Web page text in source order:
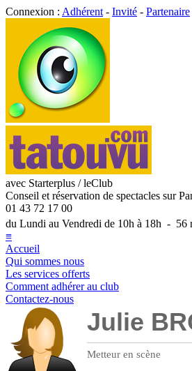
Connexion : Adhérent - Invité - Partenaire
avec Starterplus / leClub
Conseil et réservation de spectacles sur
01 43 72 17 00
du Lundi au Vendredi de 10h à 18h - 56
≡
Accueil
Qui sommes nous
Les services offerts
Comment adhérer au club
Contactez-nous
Julie
Metteur en scène